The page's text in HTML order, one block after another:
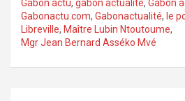
Gabon actu, gabon actualité, Gabon
Gabonactu.com, Gabonactualité, le
Libreville, Maître Lubin Ntoutoume,
Mgr Jean Bernard Asséko Mvé